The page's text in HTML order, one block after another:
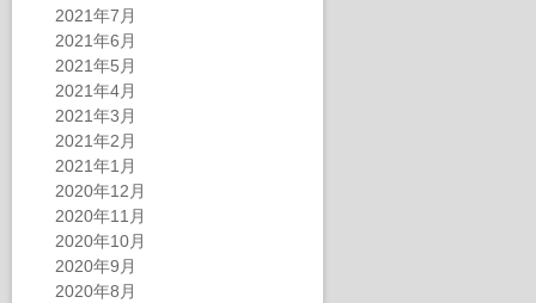
2021年7月
2021年6月
2021年5月
2021年4月
2021年3月
2021年2月
2021年1月
2020年12月
2020年11月
2020年10月
2020年9月
2020年8月